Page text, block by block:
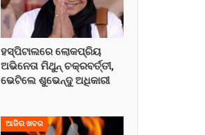
ହସ୍ପିଟାଲରେ ଲୋକପ୍ରିୟ
ଅଭିନେତା ମିଥୁନ୍ ଚକ୍ରବର୍ତ୍ତୀ,
ଭେଟିଲେ ଶୁଭେନ୍ଦୁ ଅଧିକାରୀ
ଆଜିର ଖବର